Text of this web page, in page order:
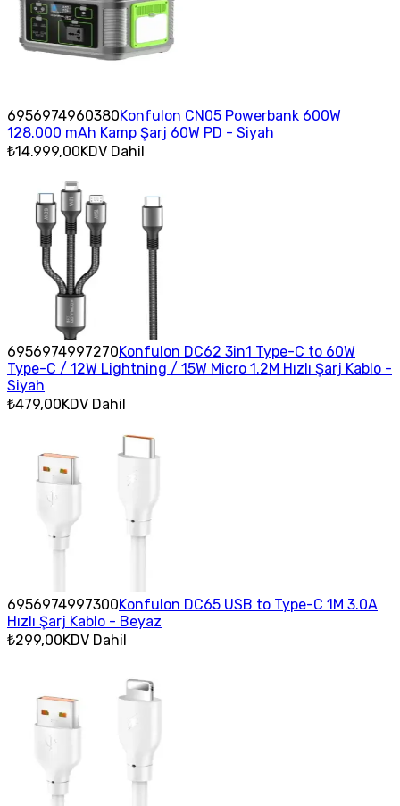
6956974960380Konfulon CN05 Powerbank 600W
128.000 mAh Kamp Şarj 60W PD - Siyah
₺14.999,00KDV Dahil
6956974997270Konfulon DC62 3in1 Type-C to 60W
Type-C / 12W Lightning / 15W Micro 1.2M Hızlı Şarj Kablo -
Siyah
₺479,00KDV Dahil
6956974997300Konfulon DC65 USB to Type-C 1M 3.0A
Hızlı Şarj Kablo - Beyaz
₺299,00KDV Dahil